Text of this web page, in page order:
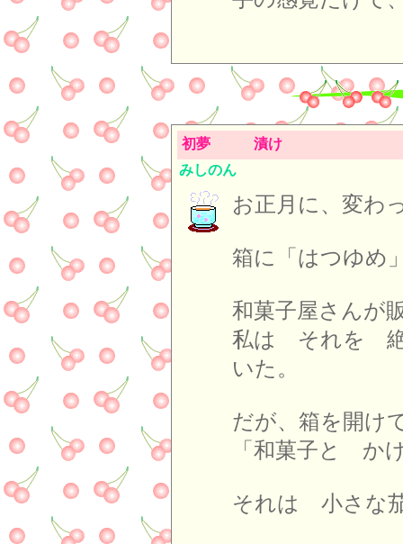
初夢 漬け
みしのん
お正月に、変わ
箱に「はつゆめ
和菓子屋さんが
私は それを 絶
いた。
だが、箱を開け
「和菓子と か
それは 小さな